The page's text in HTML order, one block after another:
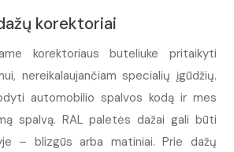
korektoriai
korektoriaus buteliuke pritaikyti
nereikalaujančiam specialių įgūdžių.
automobilio spalvos kodą ir mes
spalvą. RAL paletės dažai gali būti
– blizgūs arba matiniai. Prie dažų